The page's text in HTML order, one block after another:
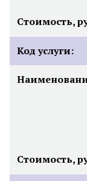
Стоимость,
Код услуги:
Стоимость,